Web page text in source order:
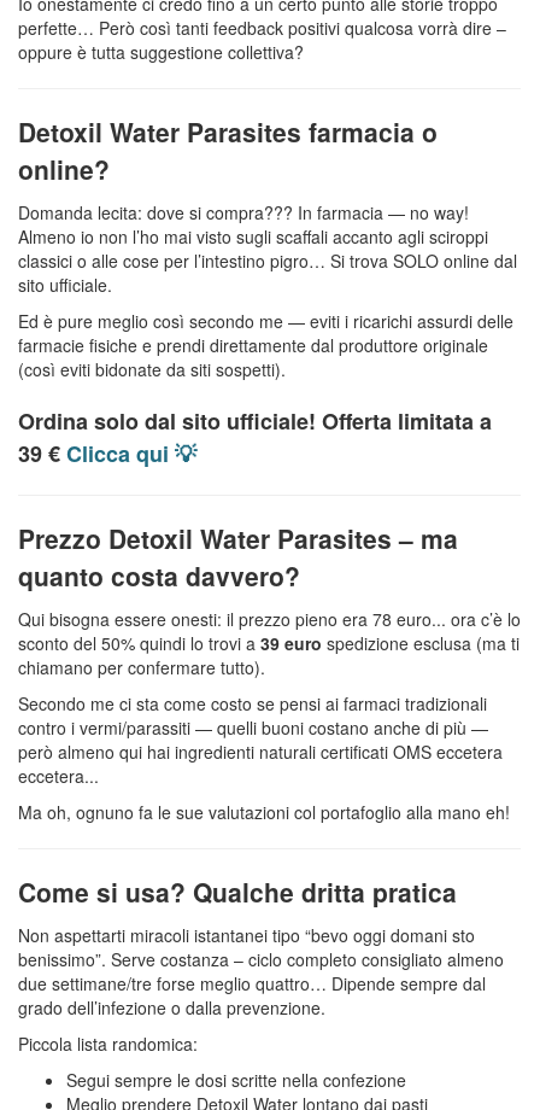
perfette… Però così tanti feedback positivi qualcosa vorrà dire –
oppure è tutta suggestione collettiva?
Detoxil Water Parasites farmacia o
online?
Domanda lecita: dove si compra??? In farmacia — no way!
Almeno io non l’ho mai visto sugli scaffali accanto agli sciroppi
classici o alle cose per l’intestino pigro… Si trova SOLO online dal
sito ufficiale.
Ed è pure meglio così secondo me — eviti i ricarichi assurdi delle
farmacie fisiche e prendi direttamente dal produttore originale
(così eviti bidonate da siti sospetti).
Ordina solo dal sito ufficiale! Offerta limitata a
39 €Clicca qui 💡
Prezzo Detoxil Water Parasites – ma
quanto costa davvero?
Qui bisogna essere onesti: il prezzo pieno era 78 euro... ora c’è lo
sconto del 50% quindi lo trovi a 39 euro spedizione esclusa (ma ti
chiamano per confermare tutto).
Secondo me ci sta come costo se pensi ai farmaci tradizionali
contro i vermi/parassiti — quelli buoni costano anche di più —
però almeno qui hai ingredienti naturali certificati OMS eccetera
eccetera...
Ma oh, ognuno fa le sue valutazioni col portafoglio alla mano eh!
Come si usa? Qualche dritta pratica
Non aspettarti miracoli istantanei tipo “bevo oggi domani sto
benissimo”. Serve costanza – ciclo completo consigliato almeno
due settimane/tre forse meglio quattro… Dipende sempre dal
grado dell’infezione o dalla prevenzione.
Piccola lista randomica:
Segui sempre le dosi scritte nella confezione
Meglio prendere Detoxil Water lontano dai pasti